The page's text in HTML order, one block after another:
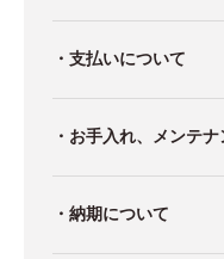
・支払いについて
・お手入れ、メンテナ
・納期について